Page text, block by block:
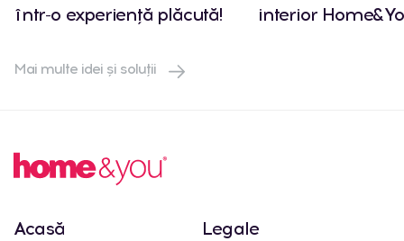
într-o experiență plăcută!
interior
Mai multe idei și soluții
Acasă Legale